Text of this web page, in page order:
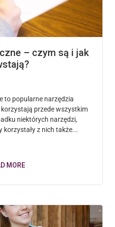
– czym są i jak
to popularne narzędzia
przede wszystkim
niektórych narzędzi,
korzystały z nich także...
MORE